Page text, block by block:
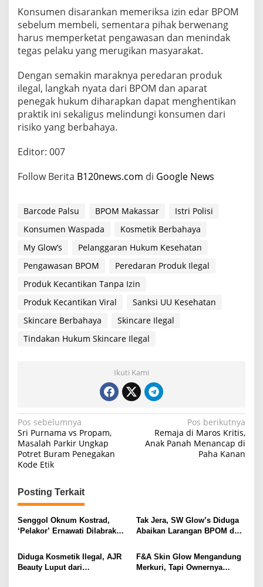
Konsumen disarankan memeriksa izin edar BPOM
sebelum membeli, sementara pihak berwenang
harus memperketat pengawasan dan menindak
tegas pelaku yang merugikan masyarakat.
Dengan semakin maraknya peredaran produk
ilegal, langkah nyata dari BPOM dan aparat
penegak hukum diharapkan dapat menghentikan
praktik ini sekaligus melindungi konsumen dari
risiko yang berbahaya.
Editor: 007
Follow Berita B120news.com di Google News
Barcode Palsu BPOM Makassar
Istri Polisi
Konsumen Waspada
Kosmetik Berbahaya
My Glow’s
Pelanggaran Hukum Kesehatan
Pengawasan BPOM
Peredaran Produk Ilegal
Produk Kecantikan Tanpa Izin
Produk Kecantikan Viral
Sanksi UU Kesehatan
Skincare Berbahaya
Skincare Ilegal
Tindakan Hukum Skincare Ilegal
Ikuti Kami
N
a
v
g
a
s
p
o
Pos sebelumnya
Sri Purnama vs Propam,
Masalah Parkir Ungkap
Potret Buram Penegakan
Kode Etik
Pos berikutnya
Remaja di Maros Kritis,
Anak Panah Menancap di
Paha Kanan
Posting Terkait
Senggol Oknum Kostrad,
‘Pelakor’ Ernawati Dilabrak
Tak Jera, SW Glow’s Diduga
Abaikan Larangan BPOM dan
Diduga Kosmetik Ilegal, AJR
Beauty Luput dari
F&A Skin Glow Mengandung
Merkuri, Tapi Ownernya